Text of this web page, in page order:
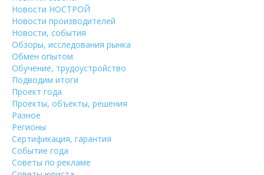
Новости НОСТРОЙ
Новости производителей
Новости, события
Обзоры, исследования рынка
Обмен опытом
Обучение, трудоустройство
Подводим итоги
Проект года
Проекты, объекты, решения
Разное
Регионы
Сертификация, гарантия
Событие года
Советы по рекламе